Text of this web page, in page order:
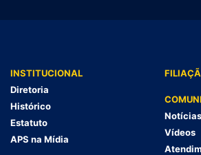
INSTITUCIONAL
Diretoria
Histórico
Estatuto
APS na Mídia
Notícias
Vídeos